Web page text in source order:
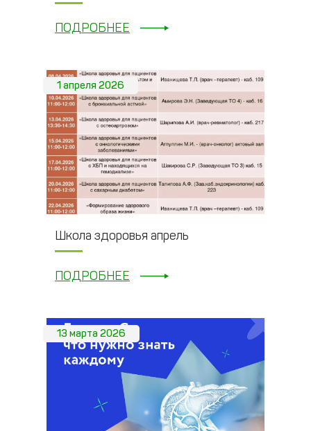
ПОДРОБНЕЕ
1 апреля 2026
Школа здоровья апрель
ПОДРОБНЕЕ
13 марта 2026